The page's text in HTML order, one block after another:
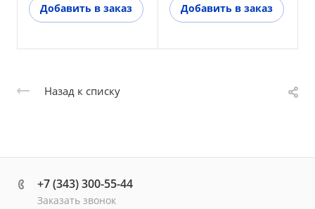
Добавить в заказ Добавить в заказ
Назад к списку
+7 (343) 300-55-44
Заказать звонок